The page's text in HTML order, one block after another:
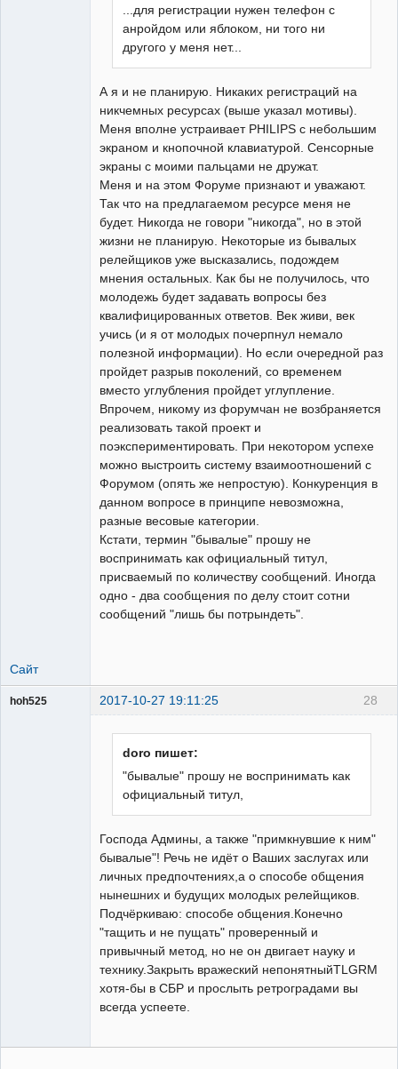
...для регистрации нужен телефон с
анройдом или яблоком, ни того ни
другого у меня нет...
А я и не планирую. Никаких регистраций на
никчемных ресурсах (выше указал мотивы).
Меня вполне устраивает PHILIPS с небольшим
экраном и кнопочной клавиатурой. Сенсорные
экраны с моими пальцами не дружат.
Меня и на этом Форуме признают и уважают.
Так что на предлагаемом ресурсе меня не
будет. Никогда не говори "никогда", но в этой
жизни не планирую. Некоторые из бывалых
релейщиков уже высказались, подождем
мнения остальных. Как бы не получилось, что
молодежь будет задавать вопросы без
квалифицированных ответов. Век живи, век
учись (и я от молодых почерпнул немало
полезной информации). Но если очередной раз
пройдет разрыв поколений, со временем
вместо углубления пройдет углупление.
Впрочем, никому из форумчан не возбраняется
реализовать такой проект и
поэкспериментировать. При некотором успехе
можно выстроить систему взаимоотношений с
Форумом (опять же непростую). Конкуренция в
данном вопросе в принципе невозможна,
разные весовые категории.
Кстати, термин "бывалые" прошу не
воспринимать как официальный титул,
присваемый по количеству сообщений. Иногда
одно - два сообщения по делу стоит сотни
сообщений "лишь бы потрындеть".
Сайт
28
hoh525 2017-10-27 19:11:25
doro пишет:
"бывалые" прошу не воспринимать как
официальный титул,
Господа Админы, а также "примкнувшие к ним"
бывалые"! Речь не идёт о Ваших заслугах или
личных предпочтениях,а о способе общения
нынешних и будущих молодых релейщиков.
Подчёркиваю: способе общения.Конечно
"тащить и не пущать" проверенный и
привычный метод, но не он двигает науку и
технику.Закрыть вражеский непонятныйTLGRM
хотя-бы в СБР и прослыть ретроградами вы
всегда успеете.